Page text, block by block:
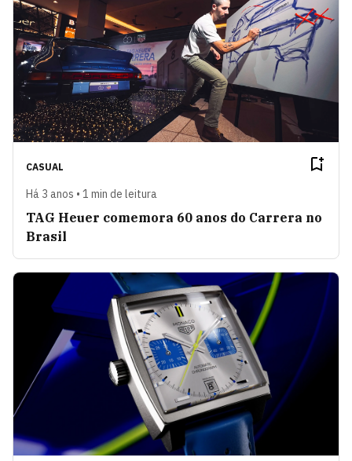
CASUAL
Há 3 anos • 1 min de leitura
TAG Heuer comemora 60 anos do Carrera no
Brasil